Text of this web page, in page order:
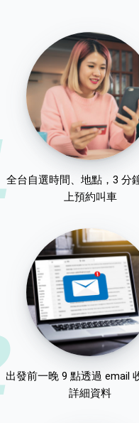
全台自選時間、地點，3 分
上預約叫車
出發前一晚 9 點透過 email
詳細資料